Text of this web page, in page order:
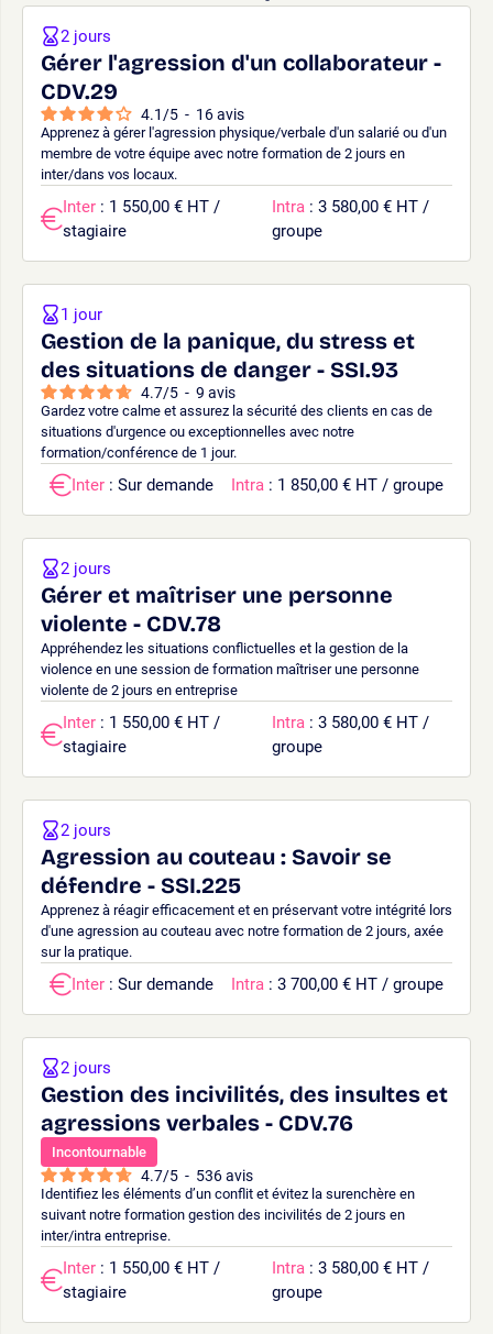
Gérer l'agression d'un collaborateur -
CDV.29
4.1 /5 - 16avis
Apprenez à gérer l'agression physique/verbale d'un salarié ou d'un
membre de votre équipe avec notre formation de 2 jours en
inter/dans vos locaux.
2 jours
Inter : 1 550,00 € HT /
stagiaire
Intra : 3 580,00 € HT /
groupe
Gestion de la panique, du stress et
des situations de danger - SSI.93
4.7/5 - 9 avis
Gardez votre calme et assurez la sécurité des clients en cas de
situations d'urgence ou exceptionnelles avec notre
formation/conférence de 1 jour.
1 jour
Inter : Sur demande Intra : 1 850,00 € HT / groupe
Gérer et maîtriser une personne
violente - CDV.78
Appréhendez les situations conflictuelles et la gestion de la
violence en une session de formation maîtriser une personne
violente de 2 jours en entreprise
2 jours
Inter : 1 550,00 € HT /
stagiaire
Intra : 3 580,00 € HT /
groupe
Agression au couteau : Savoir se
défendre - SSI.225
Apprenez à réagir efficacement et en préservant votre intégrité lors
d'une agression au couteau avec notre formation de 2 jours, axée
sur la pratique.
2 jours
Inter : Sur demande Intra : 3 700,00 € HT / groupe
Gestion des incivilités, des insultes et
agressions verbales - CDV.76
Incontournable
4.7/5 - 536avis
Identifiez les éléments d’un conflit et évitez la surenchère en
suivant notre formation gestion des incivilités de 2 jours en
inter/intra entreprise.
2 jours
Inter : 1 550,00 € HT /
stagiaire
Intra : 3 580,00 € HT /
groupe